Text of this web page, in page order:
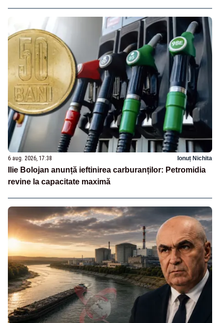
6 aug. 2026, 17:38 Ionuț Nichita
Ilie Bolojan anunță ieftinirea carburanților: Petromidia
revine la capacitate maximă